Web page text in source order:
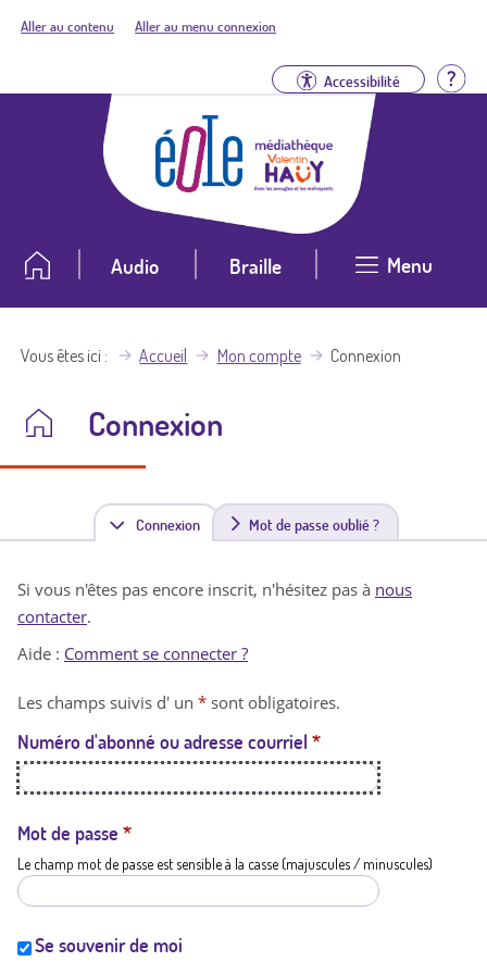
Aller au contenu Aller au menu connexion
Accessibilité
Audio Braille Menu
Vous êtes ici Accueil Mon compte Connexion
Connexion
Connexion(
n
t
a
t
i
Mot de passe oublié ?
Si vous n'êtes pas encore inscrit, n'hésitez pas à nous
contacter.
Aide : Comment se connecter ?
Les champs suivis d' un * sont obligatoires.
Numéro d'abonné ou adresse courriel *
Mot de passe *
Le champ mot de passe est sensible à la casse (majuscules / minuscules)
Se souvenir de moi